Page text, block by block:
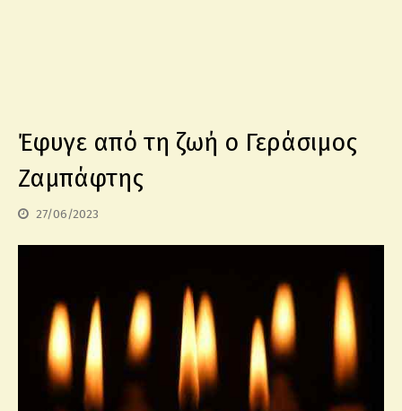
Έφυγε από τη ζωή o Γεράσιμος
Ζαμπάφτης
27/06/2023